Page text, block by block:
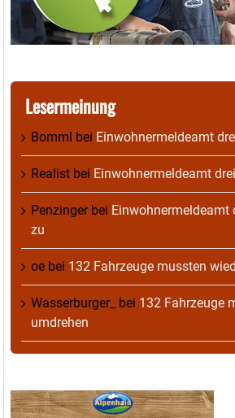
Lesermeinung
Bomml bei Einwohnermeldeamt
Realist bei Einwohnermeldeamt
Penzingerbei Einwohnermeldeamt
zu
oe bei 132 Fahrzeuge mussten
Wasserburger_ bei 132 Fahrzeuge
umdrehen